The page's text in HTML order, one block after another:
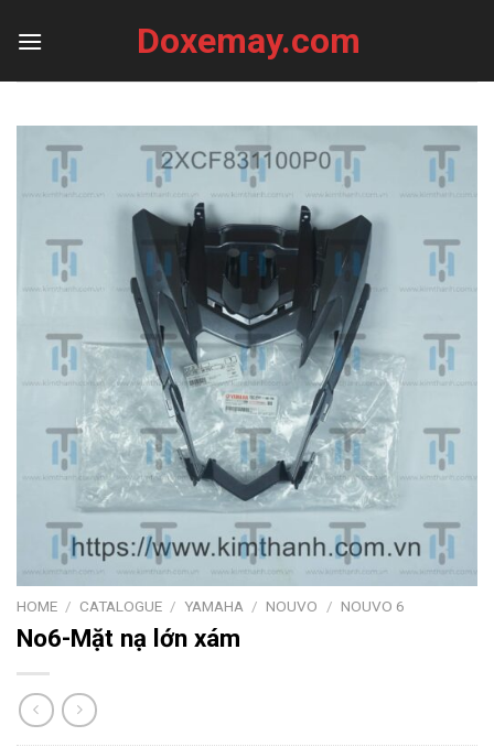
Doxemay.com
HOME / CATALOGUE / YAMAHA / NOUVO / NOUVO 6
No6-Mặt nạ lớn xám